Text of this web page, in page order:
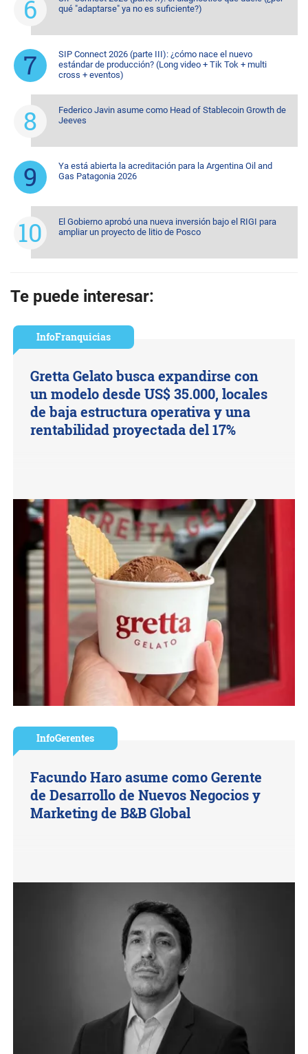
qué "adaptarse" ya no es suficiente?)
SIP Connect 2026 (parte III): ¿cómo nace el nuevo
estándar de producción? (Long video + Tik Tok + multi
cross + eventos)
Federico Javin asume como Head of Stablecoin Growth de
Jeeves
Ya está abierta la acreditación para la Argentina Oil and
Gas Patagonia 2026
El Gobierno aprobó una nueva inversión bajo el RIGI para
ampliar un proyecto de litio de Posco
Te puede interesar:
InfoFranquicias
Gretta Gelato busca expandirse con
un modelo desde US$ 35.000, locales
de baja estructura operativa y una
rentabilidad proyectada del 17%
InfoGerentes
Facundo Haro asume como Gerente
de Desarrollo de Nuevos Negocios y
Marketing de B&B Global